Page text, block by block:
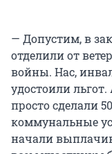
— Допустим, в
отделили от
войны. Нас,
удостоили
просто сделали
коммунальные
начали